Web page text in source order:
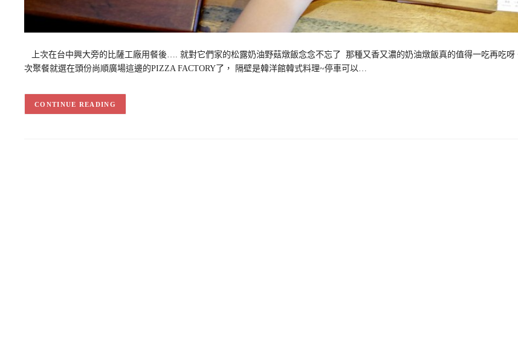
上次在台中興大旁的比薩工廠用餐後…. 就對它們家的松露奶油野菇燉飯念念不忘了 那種又香又濃的奶油燉飯真的值得一吃再吃呀
次聚餐就選在頭份尚順廣場這邊的PIZZA FACTORY了， 隔壁是韓洋館韓式料理~停車可以…
CONTINUE READING